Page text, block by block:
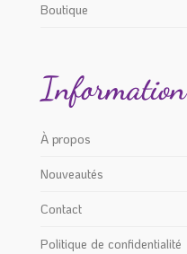
Boutique
Information
À propos
Nouveautés
Contact
Politique de confidentialité